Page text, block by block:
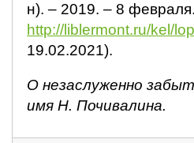
н). – 2019. – 8
http://liblermont.ru/kel/
19.02.2021).
О незаслуженно
имя Н. Почивалина.